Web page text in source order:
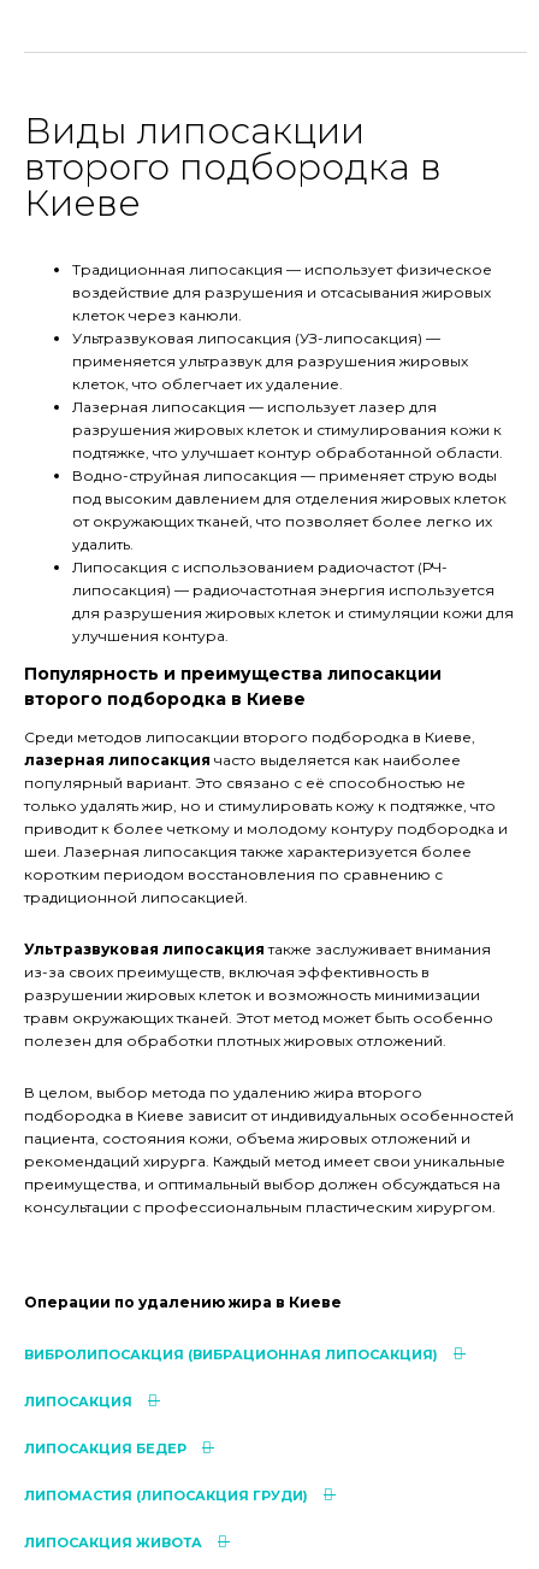
Виды липосакции
второго подбородка в
Киеве
Традиционная липосакция — использует физическое
воздействие для разрушения и отсасывания жировых
клеток через канюли.
Ультразвуковая липосакция (УЗ-липосакция) —
применяется ультразвук для разрушения жировых
клеток, что облегчает их удаление.
Лазерная липосакция — использует лазер для
разрушения жировых клеток и стимулирования кожи к
подтяжке, что улучшает контур обработанной области.
Водно-струйная липосакция — применяет струю воды
под высоким давлением для отделения жировых клеток
от окружающих тканей, что позволяет более легко их
удалить.
Липосакция с использованием радиочастот (РЧ-
липосакция) — радиочастотная энергия используется
для разрушения жировых клеток и стимуляции кожи для
улучшения контура.
Популярность и преимущества липосакции
второго подбородка в Киеве
Среди методов липосакции второго подбородка в Киеве,
лазерная липосакция часто выделяется как наиболее
популярный вариант. Это связано с её способностью не
только удалять жир, но и стимулировать кожу к подтяжке, что
приводит к более четкому и молодому контуру подбородка и
шеи. Лазерная липосакция также характеризуется более
коротким периодом восстановления по сравнению с
традиционной липосакцией.
Ультразвуковая липосакция также заслуживает внимания
из-за своих преимуществ, включая эффективность в
разрушении жировых клеток и возможность минимизации
травм окружающих тканей. Этот метод может быть особенно
полезен для обработки плотных жировых отложений.
В целом, выбор метода по удалению жира второго
подбородка в Киеве зависит от индивидуальных особенностей
пациента, состояния кожи, объема жировых отложений и
рекомендаций хирурга. Каждый метод имеет свои уникальные
преимущества, и оптимальный выбор должен обсуждаться на
консультации с профессиональным пластическим хирургом.
Операции по удалению жира в Киеве
ВИБРОЛИПОСАКЦИЯ (ВИБРАЦИОННАЯ ЛИПОСАКЦИЯ)
ЛИПОСАКЦИЯ
ЛИПОСАКЦИЯ БЕДЕР
ЛИПОМАСТИЯ (ЛИПОСАКЦИЯ ГРУДИ)
ЛИПОСАКЦИЯ ЖИВОТА